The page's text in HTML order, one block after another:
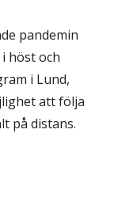
pandemin
höst och
i Lund,
att följa
på distans.